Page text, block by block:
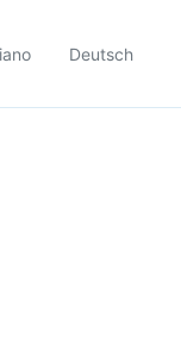
Deutsch